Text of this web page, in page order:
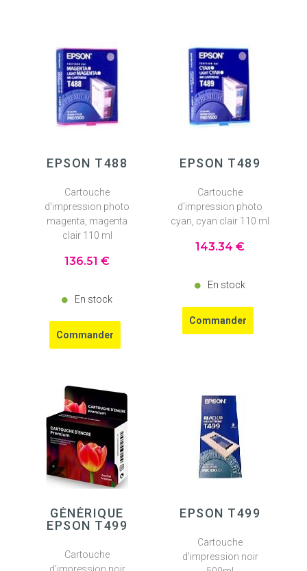
EPSON T488
Cartouche
d'impression photo
magenta, magenta
clair 110 ml
136.51 €
En stock
EPSON T489
Cartouche
d'impression photo
cyan, cyan clair 110 ml
143.34 €
En stock
GÉNÉRIQUE
EPSON T499
Cartouche
EPSON T499
Cartouche
d'impression noir